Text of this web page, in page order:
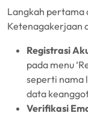
Langkah pertama
Ketenagakerjaan
Registrasi
pada menu
seperti nama
data
Verifikasi